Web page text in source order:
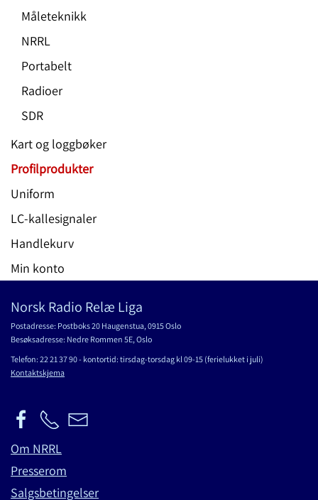
Måleteknikk
NRRL
Portabelt
Radioer
SDR
Kart og loggbøker
Profilprodukter
Uniform
LC-kallesignaler
Handlekurv
Min konto
Norsk Radio Relæ Liga
Postadresse: Postboks 20 Haugenstua, 0915 Oslo
Besøksadresse: Nedre Rommen 5E, Oslo
Telefon: 22 21 37 90 - kontortid: tirsdag-torsdag kl 09-15 (ferielukket i juli)
Kontaktskjema
Om NRRL
Presserom
Salgsbetingelser